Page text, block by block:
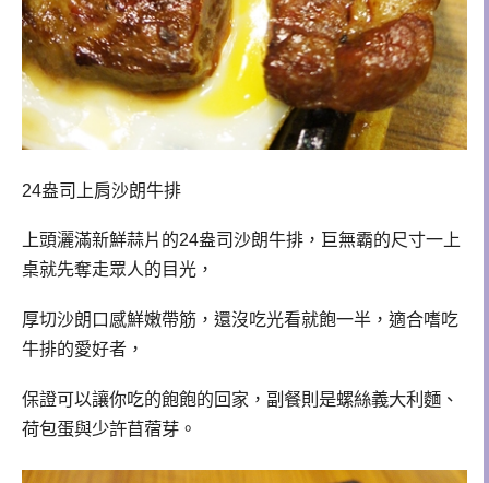
24盎司上肩沙朗牛排
上頭灑滿新鮮蒜片的24盎司沙朗牛排，巨無霸的尺寸一上
桌就先奪走眾人的目光，
厚切沙朗口感鮮嫩帶筋，還沒吃光看就飽一半，適合嗜吃
牛排的愛好者，
保證可以讓你吃的飽飽的回家， 副餐則是螺絲義大利麵 、
荷包蛋與少許苜蓿芽。